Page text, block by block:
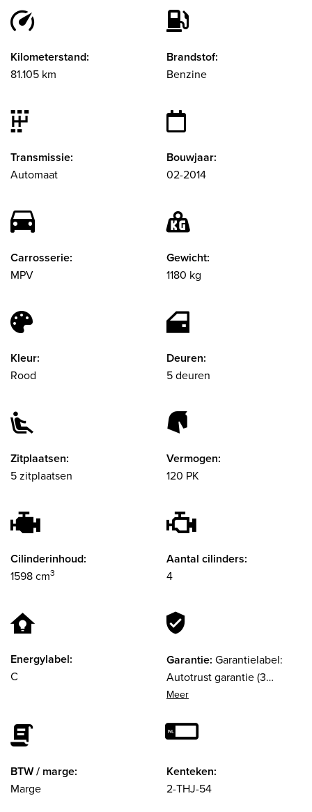
Kilometerstand:
81.105 km
Brandstof:
Benzine
Transmissie:
Automaat
Bouwjaar:
02-2014
Carrosserie:
MPV
Gewicht:
1180 kg
Kleur:
Rood
Deuren:
5 deuren
Zitplaatsen:
5 zitplaatsen
Vermogen:
120 PK
Cilinderinhoud:
1598 cm3
Aantal cilinders:
4
Energylabel:
C
Garantie: Garantielabel:
Autotrust garantie (3
maanden)
BTW / marge:
Marge
Kenteken:
2-THJ-54